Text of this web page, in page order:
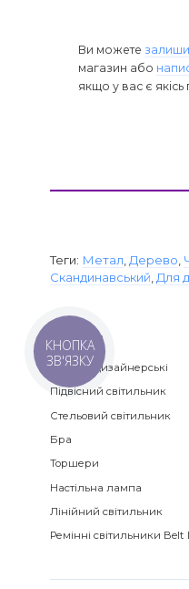
Ви можете
магазин або
якщо у вас є якісь
Теги: Метал,Дерево,
Скандинавський,Для
Категорії
Люстри дизайнерські
Підвісний світильник
Стельовий світильник
Бра
Торшери
Настільна лампа
Лінійний світильник
Ремінні світильники Belt
КНОПКА
ЗВ'ЯЗКУ